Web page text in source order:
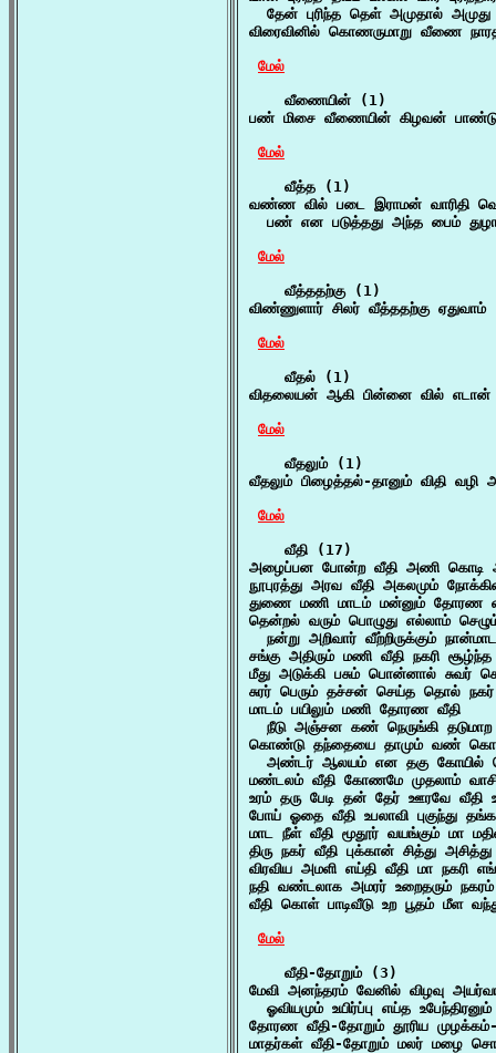
தேன் புரிந்த தெள் அமுதால்
விரைவினில் கொணருமாறு வீணை
மேல்
    வீணையின் (1)
பண் மிசை வீணையின் கிழவன் பாண்டு
மேல்
    வீத்த (1)
வண்ண வில் படை இராமன் வாரிதி
பண் என படுத்தது அந்த பைம்
மேல்
    வீத்ததற்கு (1)
விண்ணுளார் சிலர் வீத்ததற்கு ஏதுவாம்
மேல்
    வீதல் (1)
விதலையன் ஆகி பின்னை வில்
மேல்
    வீதலும் (1)
வீதலும் பிழைத்தல்-தானும் விதி வழி
மேல்
    வீதி (17)
அழைப்பன போன்ற வீதி அணி கொடி
நூபுரத்து அரவ வீதி அகலமும்
துணை மணி மாடம் மன்னும் தோரண
தென்றல் வரும் பொழுது எல்லாம்
நன்று அறிவார் வீற்றிருக்கும்
சங்கு அதிரும் மணி வீதி நகரி
மீது அடுக்கி பசும் பொன்னால் சுவர்
சுரர் பெரும் தச்சன் செய்த தொல் நகர்
மாடம் பயிலும் மணி தோரண வீதி
நீடு அஞ்சன கண் நெருங்கி தடுமாற
கொண்டு தந்தையை தாமும் வண் கொடி
அண்டர் ஆலயம் என தகு கோயில்
மண்டலம் வீதி கோணமே முதலாம்
உரம் தரு பேடி தன் தேர் ஊரவே வீதி
போய் ஓதை வீதி உபலாவி புகுந்து
மாட நீள் வீதி மூதூர் வயங்கும் மா
திரு நகர் வீதி புக்கான் சித்து
விரவிய அமளி எய்தி வீதி மா நகரி
நதி வண்டலாக அமரர் உறைதரும்
வீதி கொள் பாடிவீடு உற பூதம் மீள
மேல்
    வீதி-தோறும் (3)
மேவி அனந்தரம் வேனில் விழவு
ஓவியமும் உயிர்ப்பு எய்த
தோரண வீதி-தோறும் தூரிய
மாதர்கள் வீதி-தோறும் மலர் மழை